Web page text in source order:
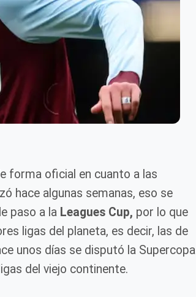
forma oficial en cuanto a las
hace algunas semanas, eso se
paso a la Leagues Cup, por lo que
ligas del planeta, es decir, las de
unos días se disputó la Supercopa
del viejo continente.